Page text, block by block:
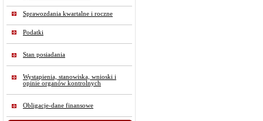
Sprawozdania kwartalne i roczne
Podatki
Stan posiadania
Wystąpienia, stanowiska, wnioski i
opinie organów kontrolnych
Obligacje-dane finansowe